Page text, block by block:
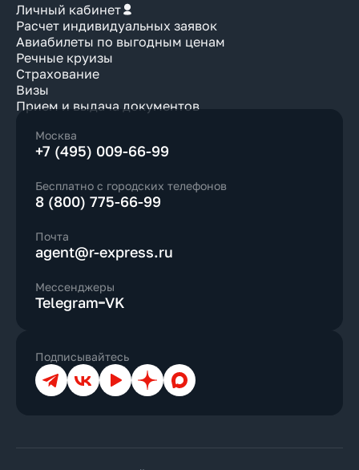
Личный кабинет
Расчет индивидуальных заявок
Авиабилеты по выгодным ценам
Речные круизы
Страхование
Визы
Прием и выдача документов
Москва
+7 (495) 009-66-99
Бесплатно с городских телефонов
8 (800) 775-66-99
Почта
agent@r-express.ru
Мессенджеры
Telegram VK
Подписывайтесь
ТелеграмВКонтакте
YouTubeДзен Max